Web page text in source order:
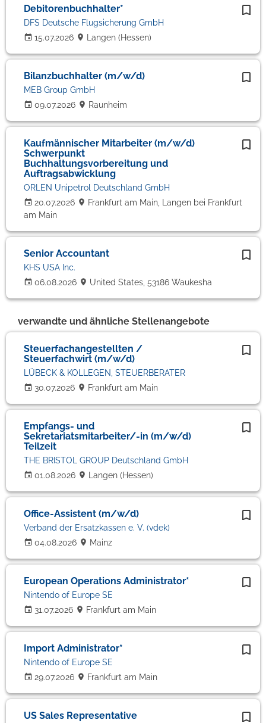
Debitorenbuchhalter*
15.07.2026
DFS Deutsche Flugsicherung GmbH
Langen (Hessen)
Bilanzbuchhalter (m/w/d)
09.07.2026
MEB Group GmbH
Raunheim
Kaufmännischer Mitarbeiter (m/w/d)
Schwerpunkt
Buchhaltungsvorbereitung und
Auftragsabwicklung
20.07.2026
ORLEN Unipetrol Deutschland GmbH
Frankfurt am Main, Langen bei Frankfurt
am Main
Senior Accountant
06.08.2026
KHS USA Inc.
United States, 53186 Waukesha
verwandte und ähnliche Stellenangebote
Steuerfachangestellten /
Steuerfachwirt (m/w/d)
30.07.2026
LÜBECK & KOLLEGEN, STEUERBERATER
Frankfurt am Main
Empfangs- und
Sekretariatsmitarbeiter/-in (m/w/d)
Teilzeit
01.08.2026
THE BRISTOL GROUP Deutschland GmbH
Langen (Hessen)
Office-Assistent (m/w/d)
04.08.2026
Verband der Ersatzkassen e. V. (vdek)
Mainz
European Operations Administrator*
31.07.2026
Nintendo of Europe SE
Frankfurt am Main
Import Administrator*
29.07.2026
Nintendo of Europe SE
Frankfurt am Main
US Sales Representative